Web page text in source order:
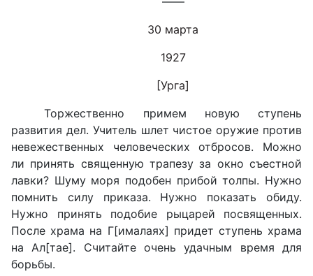
30 марта
1927
[Урга]
Торжественно примем новую ступень
развития дел. Учитель шлет чистое оружие против
невежественных человеческих отбросов. Можно
ли принять священную трапезу за окно съестной
лавки? Шуму моря подобен прибой толпы. Нужно
помнить силу приказа. Нужно показать обиду.
Нужно принять подобие рыцарей посвященных.
После храма на Г[ималаях] придет ступень храма
на Ал[тае]. Считайте очень удачным время для
борьбы.